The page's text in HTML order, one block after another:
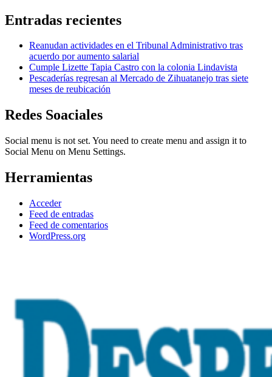
Entradas recientes
Reanudan actividades en el Tribunal Administrativo tras
acuerdo por aumento salarial
Cumple Lizette Tapia Castro con la colonia Lindavista
Pescaderías regresan al Mercado de Zihuatanejo tras siete
meses de reubicación
Redes Soaciales
Social menu is not set. You need to create menu and assign it to
Social Menu on Menu Settings.
Herramientas
Acceder
Feed de entradas
Feed de comentarios
WordPress.org